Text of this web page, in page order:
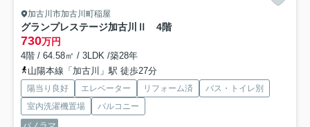
加古川市加古川町稲屋
グランプレステージ加古川Ⅱ 4階
730万円
4階 / 64.58㎡ / 3LDK /築28年
山陽本線「加古川」駅 徒歩27分
陽当り良好 エレベーター リフォーム済
バス・トイレ別
室内洗濯機置場
バルコニー